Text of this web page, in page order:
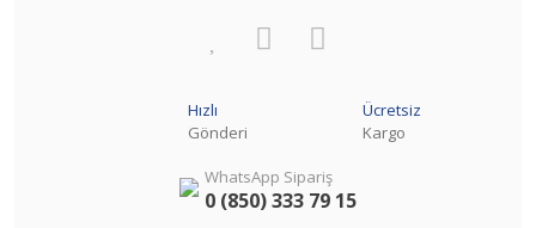
Hızlı
Gönderi
Ücretsiz
Kargo
WhatsApp Sipariş
0 (850) 333 79 15